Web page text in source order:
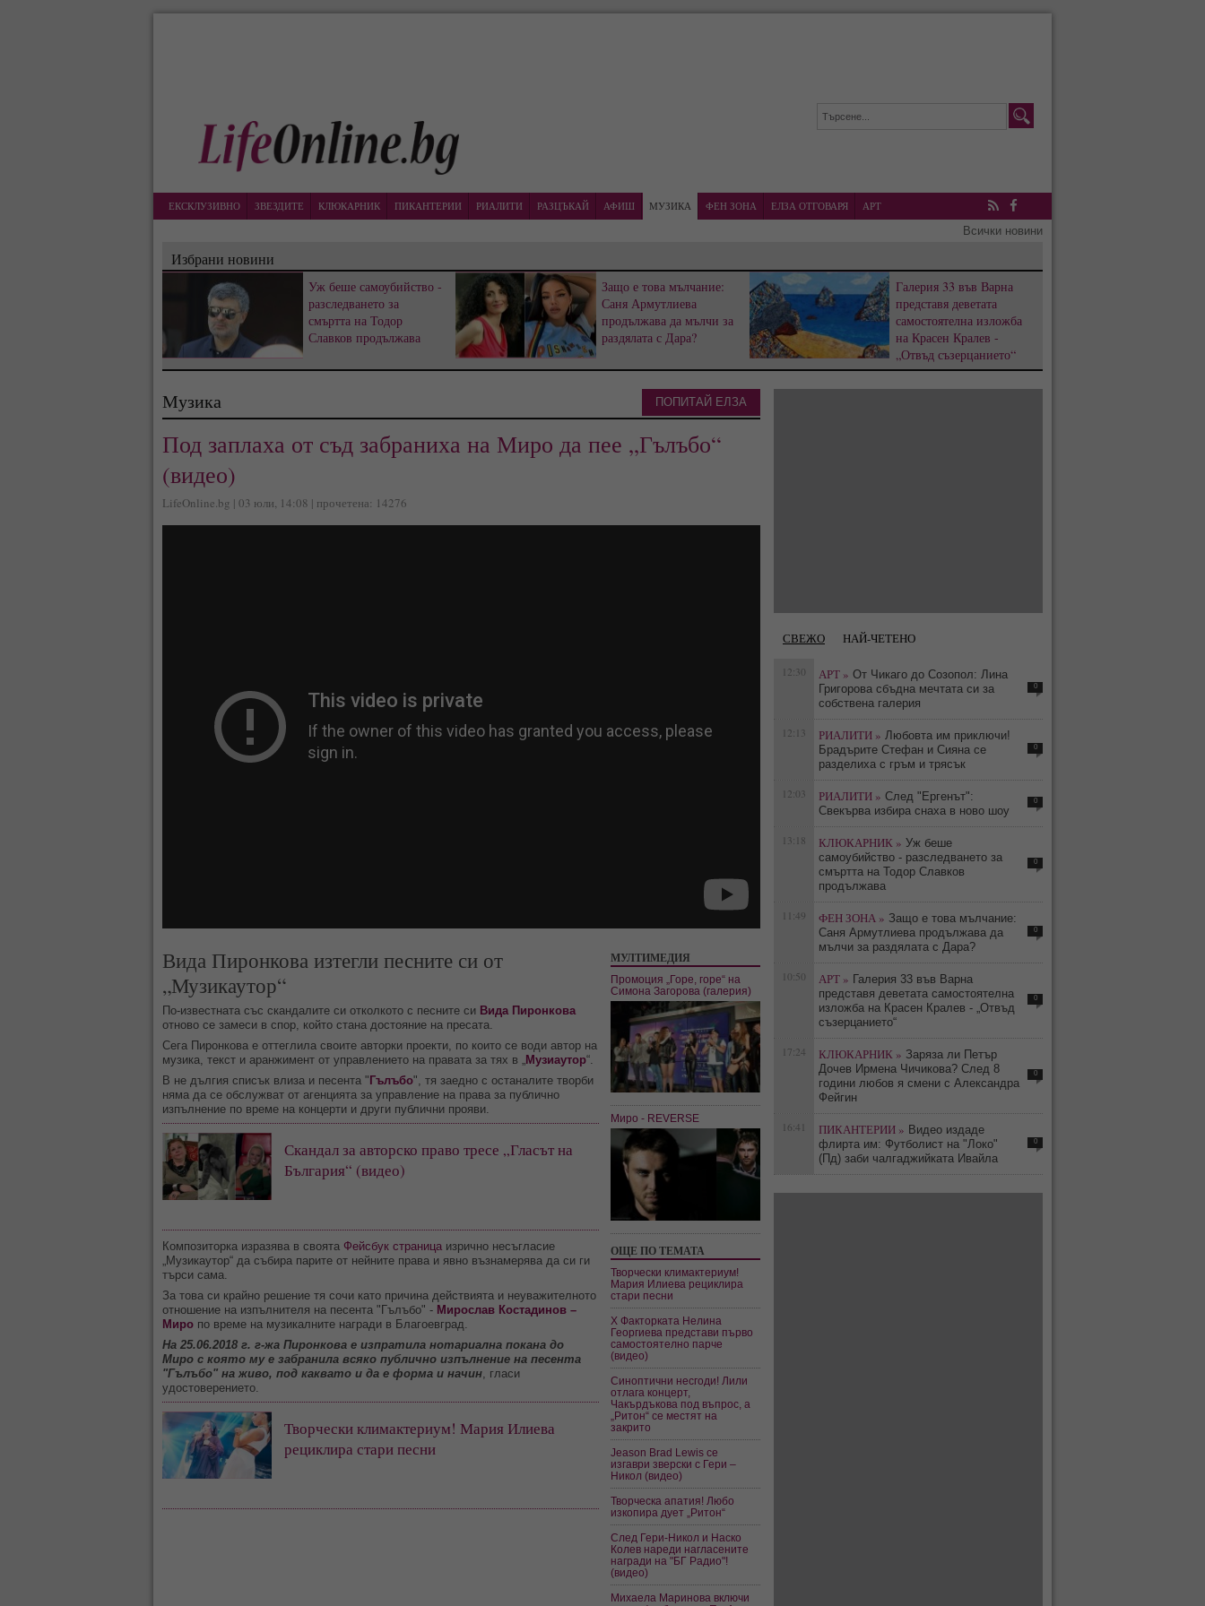
ЕКСКЛУЗИВНО ЗВЕЗДИТЕ КЛЮКАРНИК ПИКАНТЕРИИ РИАЛИТИ РАЗЦЪКАЙ АФИШ МУЗИКА ФЕН ЗОНА ЕЛЗА ОТГОВАРЯ
АРТ
RSS Facebook
Всички новини
Избрани новини
Уж беше самоубийство -
разследването за
смъртта на Тодор
Славков продължава
Защо е това мълчание:
Саня Армутлиева
продължава да мълчи за
раздялата с Дара?
Галерия 33 във Варна
представя деветата
самостоятелна изложба
на Красен Кралев -
„Отвъд съзерцанието“
Музика
Под заплаха от съд забраниха на Миро да пее „Гълъбо“
(видео)
LifeOnline.bg | 03 юли, 14:08 | прочетена: 14276
Вида Пиронкова изтегли песните си от
„Музикаутор“
По-известната със скандалите си отколкото с песните си Вида Пиронкова
отново се замеси в спор, който стана достояние на пресата.
Сега Пиронкова е оттеглила своите авторки проекти, по които се води автор на
музика, текст и аранжимент от управлението на правата за тях в „Музиаутор“.
В не дългия списък влиза и песента " Гълъбо", тя заедно с останалите творби
няма да се обслужват от агенцията за управление на права за публично
изпълнение по време на концерти и други публични прояви.
Скандал за авторско право тресе „Гласът на
България“ (видео)
Композиторка изразява в своята Фейсбук страница изрично несъгласие
„Музикаутор“ да събира парите от нейните права и явно възнамерява да си ги
търси сама.
За това си крайно решение тя сочи като причина действията и неуважителното
отношение на изпълнителя на песента "Гълъбо" - Мирослав Костадинов –
Миро по време на музикалните награди в Благоевград.
На 25.06.2018 г. г-жа Пиронкова е изпратила нотариална покана до
Миро с която му е забранила всяко публично изпълнение на песента
"Гълъбо" на живо, под каквато и да е форма и начин, гласи
удостоверението.
Творчески климактериум! Мария Илиева
рециклира стари песни
МУЛТИМЕДИЯ
Промоция „Горе, горе“ на
Симона Загорова (галерия)
Миро - REVERSE
ОЩЕ ПО ТЕМАТА
Творчески климактериум!
Мария Илиева рециклира
стари песни
Х Факторката Нелина
Георгиева представи първо
самостоятелно парче
(видео)
Синоптични несгоди! Лили
отлага концерт,
Чакърдъкова под въпрос, а
„Ритон“ се местят на
закрито
Jeason Brad Lewis се
изгаври зверски с Гери –
Никол (видео)
Творческа апатия! Любо
изкопира дует „Ритон“
След Гери-Никол и Наско
Колев нареди нагласените
награди на "БГ Радио"!
(видео)
Михаела Маринова включи
ПОПИТАЙ ЕЛЗА
СВЕЖО НАЙ-ЧЕТЕНО
12:30 АРТ » От Чикаго до Созопол: Лина
Григорова сбъдна мечтата си за
собствена галерия
0
12:13 РИАЛИТИ » Любовта им приключи!
Брадърите Стефан и Сияна се
разделиха с гръм и трясък
0
12:03 РИАЛИТИ » След "Ергенът":
Свекърва избира снаха в ново шоу
0
13:18 КЛЮКАРНИК » Уж беше
самоубийство - разследването за
смъртта на Тодор Славков
продължава
0
11:49 ФЕН ЗОНА » Защо е това мълчание:
Саня Армутлиева продължава да
мълчи за раздялата с Дара?
0
10:50 АРТ » Галерия 33 във Варна
представя деветата самостоятелна
изложба на Красен Кралев - „Отвъд
съзерцанието“
0
17:24 КЛЮКАРНИК » Заряза ли Петър
Дочев Ирмена Чичикова? След 8
години любов я смени с Александра
Фейгин
0
16:41 ПИКАНТЕРИИ » Видео издаде
флирта им: Футболист на "Локо"
(Пд) заби чалгаджийката Ивайла
0